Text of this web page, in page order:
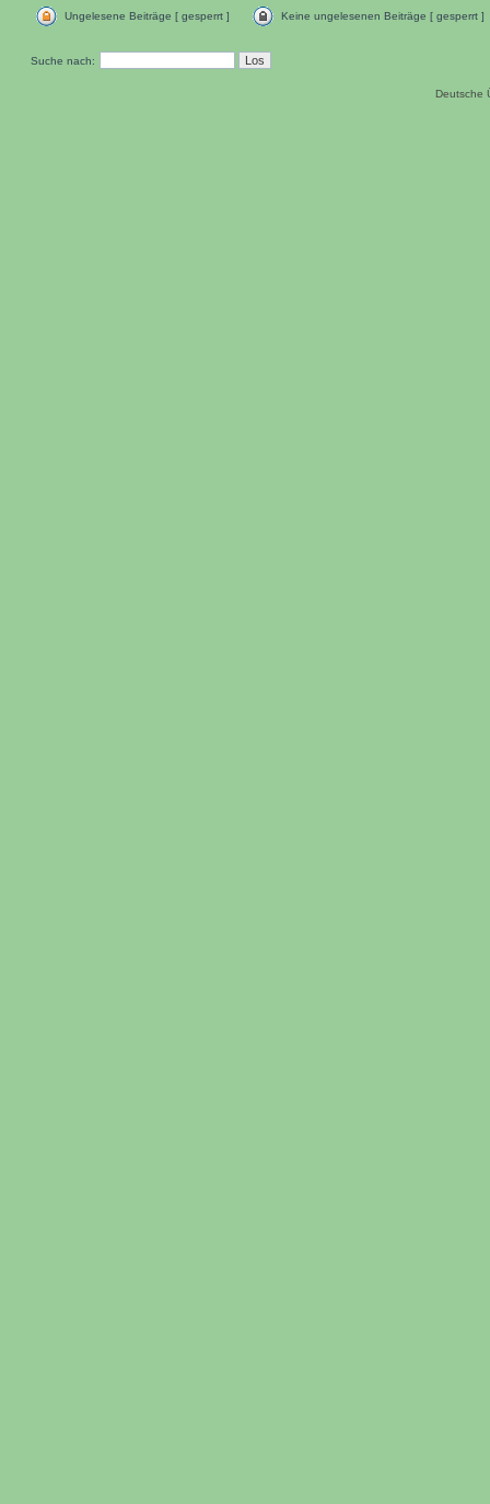
Ungelesene Beiträge [ gesperrt ] Keine ungelesenen Beiträge [ gesperrt ]
Suche nach:
Deutsche